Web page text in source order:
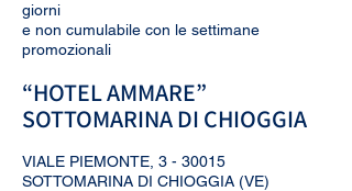
giorni
e non cumulabile con le settimane
promozionali
“HOTEL AMMARE”
SOTTOMARINA DI CHIOGGIA
VIALE PIEMONTE, 3 - 30015
SOTTOMARINA DI CHIOGGIA (VE)